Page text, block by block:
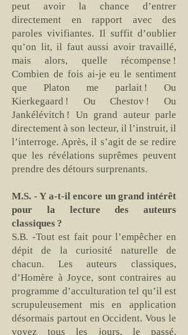
peut avoir la chance d’entrer
directement en rapport avec des
paroles vivifiantes. Il suffit d’oublier
qu’on lit, il faut aussi avoir travaillé,
mais alors, quelle récompense !
Combien de fois ai-je eu le sentiment
que Platon me parlait ! Ou
Kierkegaard ! Ou Chestov ! Ou
Jankélévitch ! Un grand auteur parle
directement à son lecteur, il l’instruit, il
l’interroge. Après, il s’agit de se redire
que les révélations suprêmes peuvent
prendre des détours surprenants.
M.S. - Y a-t-il encore un grand intérêt
pour la lecture des auteurs
classiques ?
S.B. -Tout est fait pour l’empêcher en
dépit de la curiosité naturelle de
chacun. Les auteurs classiques,
d’Homère à Joyce, sont contraires au
programme d’acculturation tel qu’il est
scrupuleusement mis en application
désormais partout en Occident. Vous le
voyez tous les jours, le passé,